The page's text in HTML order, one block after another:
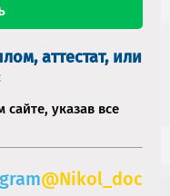
аттестат, или
сайте, указав все
@Nikol_doc